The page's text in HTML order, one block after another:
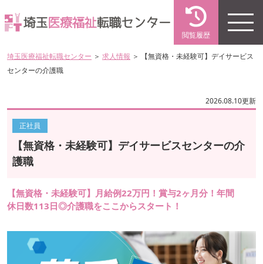
閲覧履歴
埼玉医療福祉転職センター ＞ 求人情報 ＞ 【無資格・未経験可】デイサービス
センターの介護職
2026.08.10更新
正社員
【無資格・未経験可】デイサービスセンターの介
護職
【無資格・未経験可】月給例22万円！賞与2ヶ月分！年間
休日数113日◎介護職をここからスタート！